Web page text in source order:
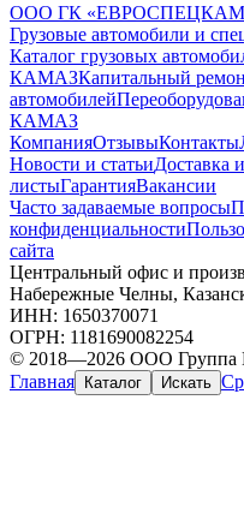
ООО ГК
Грузовые автомобили и
Каталог грузовых
КАМАЗКапитальный
автомобилей
КАМАЗ
КомпанияОтзывыКонтакты
Новости и статьиДоставка
листыГарантияВакансии
Часто задаваемые вопросы
конфиденциальности
сайта
Центральный офис и
Набережные Челны,
ИНН: 1650370071
ОГРН: 1181690082254
© 2018—2026 ООО Группа
Главная
Каталог Искать